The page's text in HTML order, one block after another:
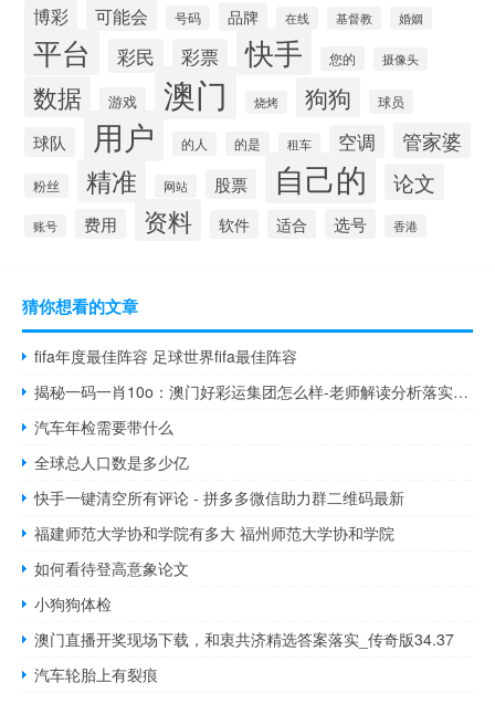
博彩 可能会 号码 品牌 在线 基督教 婚姻
平台 彩民 彩票 快手 您的 摄像头
数据 游戏 澳门 烧烤 狗狗 球员
球队 用户 的人 的是 租车 空调 管家婆
粉丝 精准 网站 股票 自己的 论文
账号 费用 资料 软件 适合 选号 香港
猜你想看的文章
fifa年度最佳阵容 足球世界fifa最佳阵容
揭秘一码一肖10o：澳门好彩运集团怎么样-老师解读分析落实-2399.ISO.542
汽车年检需要带什么
全球总人口数是多少亿
快手一键清空所有评论 - 拼多多微信助力群二维码最新
福建师范大学协和学院有多大 福州师范大学协和学院
如何看待登高意象论文
小狗狗体检
澳门直播开奖现场下载，和衷共济精选答案落实_传奇版34.37
汽车轮胎上有裂痕